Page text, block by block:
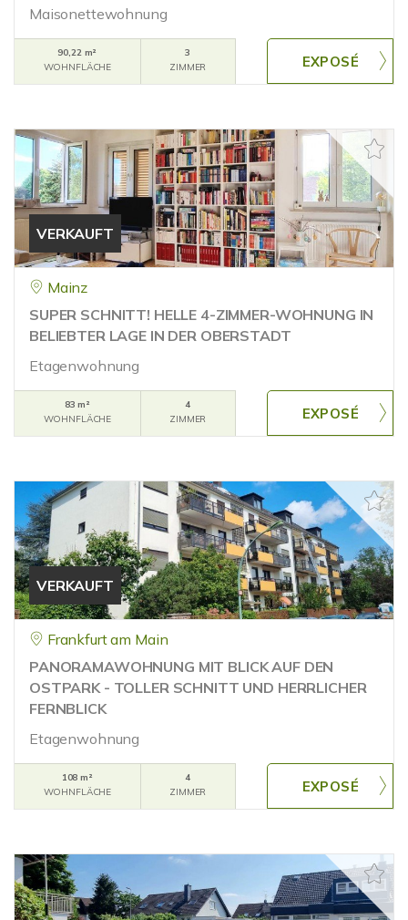
Maisonettewohnung
90,22 m²
WOHNFLÄCHE
3
ZIMMER
VERKAUFT
Mainz
SUPER SCHNITT! HELLE 4-ZIMMER-WOHNUNG IN
BELIEBTER LAGE IN DER OBERSTADT
Etagenwohnung
83 m²
WOHNFLÄCHE
4
ZIMMER
VERKAUFT
Frankfurt am Main
PANORAMAWOHNUNG MIT BLICK AUF DEN
OSTPARK - TOLLER SCHNITT UND HERRLICHER
FERNBLICK
Etagenwohnung
108 m²
WOHNFLÄCHE
4
ZIMMER